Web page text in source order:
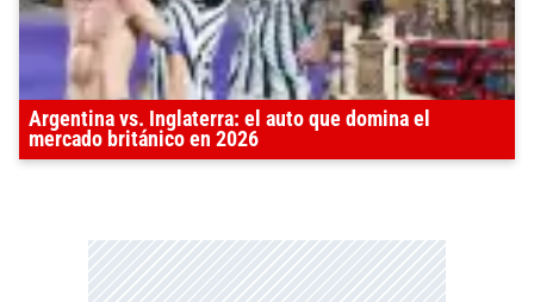
Argentina vs. Inglaterra: el auto que domina el
mercado británico en 2026